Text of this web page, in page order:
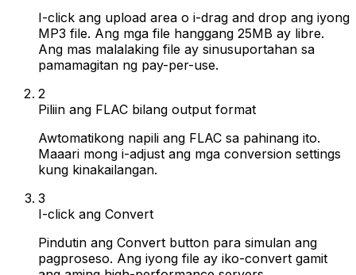
I-click ang upload area o i-drag and drop ang iyong
MP3 file. Ang mga file hanggang 25MB ay libre.
Ang mas malalaking file ay sinusuportahan sa
pamamagitan ng pay-per-use.
2
Piliin ang FLAC bilang output format
Awtomatikong napili ang FLAC sa pahinang ito.
Maaari mong i-adjust ang mga conversion settings
kung kinakailangan.
3
I-click ang Convert
Pindutin ang Convert button para simulan ang
pagproseso. Ang iyong file ay iko-convert gamit